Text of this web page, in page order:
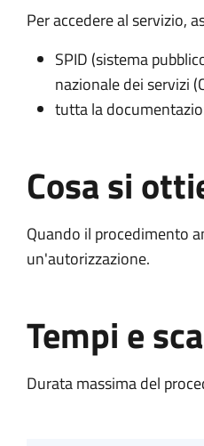
Per accedere al servizio,
SPID (sistema
nazionale dei servizi
tutta la
Cosa si
Quando il procedimento
un'autorizzazione.
Tempi e
Durata massima del